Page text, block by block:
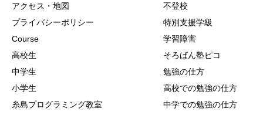
アクセス・地図
プライバシーポリシー
Course
高校生
中学生
小学生
糸島プログラミング教室
不登校
特別支援学級
学習障害
そろばん塾ピコ
勉強の仕方
高校での勉強の仕方
中学での勉強の仕方